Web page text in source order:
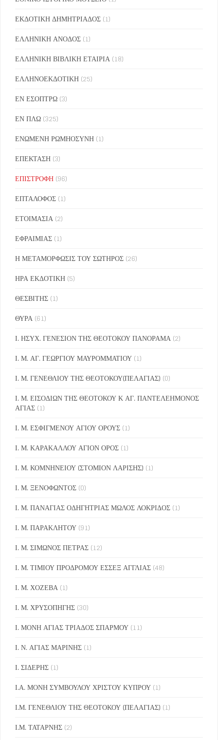
ΕΚΔΟΤΙΚΗ ΔΗΜΗΤΡΙΑΔΟΣ (1)
ΕΛΛΗΝΙΚΗ ΑΝΟΔΟΣ (1)
ΕΛΛΗΝΙΚΗ ΒΙΒΛΙΚΗ ΕΤΑΙΡΙΑ (18)
ΕΛΛΗΝΟΕΚΔΟΤΙΚΗ (25)
ΕΝ ΕΣΟΠΤΡΩ (3)
ΕΝ ΠΛΩ (325)
ΕΝΩΜΕΝΗ ΡΩΜΗΟΣΥΝΗ (1)
ΕΠΕΚΤΑΣΗ (3)
ΕΠΙΣΤΡΟΦΗ (96)
ΕΠΤΑΛΟΦΟΣ (1)
ΕΤΟΙΜΑΣΙΑ (2)
ΕΦΡΑΙΜΙΑΣ (1)
Η ΜΕΤΑΜΟΡΦΩΣΙΣ ΤΟΥ ΣΩΤΗΡΟΣ (26)
ΗΡΑ ΕΚΔΟΤΙΚΗ (5)
ΘΕΣΒΙΤΗΣ (1)
ΘΥΡΑ (61)
Ι. ΗΣΥΧ. ΓΕΝΕΣΙΟΝ ΤΗΣ ΘΕΟΤΟΚΟΥ ΠΑΝΟΡΑΜΑ (2)
Ι. Μ. ΑΓ. ΓΕΩΡΓΙΟΥ ΜΑΥΡΟΜΜΑΤΙΟΥ (1)
Ι. Μ. ΓΕΝΕΘΛΙΟΥ ΤΗΣ ΘΕΟΤΟΚΟΥ(ΠΕΛΑΓΙΑΣ) (0)
Ι. Μ. ΕΙΣΟΔΙΩΝ ΤΗΣ ΘΕΟΤΟΚΟΥ Κ ΑΓ. ΠΑΝΤΕΛΕΗΜΟΝΟΣ
ΑΓΙΑΣ (1)
Ι. Μ. ΕΣΦΙΓΜΕΝΟΥ ΑΓΙΟΥ ΟΡΟΥΣ (1)
Ι. Μ. ΚΑΡΑΚΑΛΛΟΥ ΑΓΙΟΝ ΟΡΟΣ (1)
Ι. Μ. ΚΟΜΝΗΝΕΙΟΥ (ΣΤΟΜΙΟΝ ΛΑΡΙΣΗΣ) (1)
Ι. Μ. ΞΕΝΟΦΩΝΤΟΣ (0)
Ι. Μ. ΠΑΝΑΓΙΑΣ ΟΔΗΓΗΤΡΙΑΣ ΜΩΛΟΣ ΛΟΚΡΙΔΟΣ (1)
Ι. Μ. ΠΑΡΑΚΛΗΤΟΥ (91)
Ι. Μ. ΣΙΜΩΝΟΣ ΠΕΤΡΑΣ (12)
Ι. Μ. ΤΙΜΙΟΥ ΠΡΟΔΡΟΜΟΥ ΕΣΣΕΞ ΑΓΓΛΙΑΣ (48)
Ι. Μ. ΧΟΖΕΒΑ (1)
Ι. Μ. ΧΡΥΣΟΠΗΓΗΣ (30)
Ι. ΜΟΝΗ ΑΓΙΑΣ ΤΡΙΑΔΟΣ ΣΠΑΡΜΟΥ (11)
Ι. Ν. ΑΓΙΑΣ ΜΑΡΙΝΗΣ (1)
Ι. ΣΙΔΕΡΗΣ (1)
Ι.Α. ΜΟΝΗ ΣΥΜΒΟΥΛΟΥ ΧΡΙΣΤΟΥ ΚΥΠΡΟΥ (1)
Ι.Μ. ΓΕΝΕΘΛΙΟΥ ΤΗΣ ΘΕΟΤΟΚΟΥ (ΠΕΛΑΓΙΑΣ) (1)
Ι.Μ. ΤΑΤΑΡΝΗΣ (2)